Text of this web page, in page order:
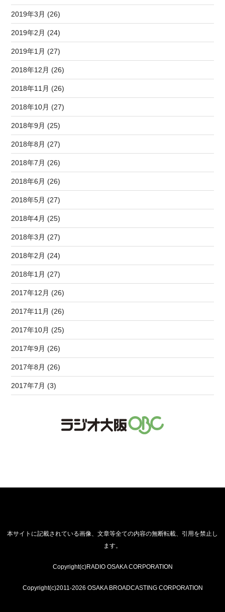
2019年3月 (26)
2019年2月 (24)
2019年1月 (27)
2018年12月 (26)
2018年11月 (26)
2018年10月 (27)
2018年9月 (25)
2018年8月 (27)
2018年7月 (26)
2018年6月 (26)
2018年5月 (27)
2018年4月 (25)
2018年3月 (27)
2018年2月 (24)
2018年1月 (27)
2017年12月 (26)
2017年11月 (26)
2017年10月 (25)
2017年9月 (26)
2017年8月 (26)
2017年7月 (3)
本サイトに記載されている画像、文章等全ての内容の無断転載、引用を禁止し
ます。
Copyright(c)RADIO OSAKA CORPORATION
Copyright(c)2011-2026 OSAKA BROADCASTING CORPORATION